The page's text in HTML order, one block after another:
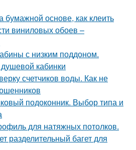
основе, как клеить
виниловых обоев –
с низким поддоном.
кабинки
счетчиков воды. Как не
подоконник. Выбор типа и
для натяжных потолков.
разделительный багет для